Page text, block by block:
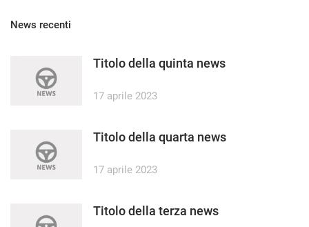
News recenti
Titolo della quinta news
17 aprile 2023
Titolo della quarta news
17 aprile 2023
Titolo della terza news